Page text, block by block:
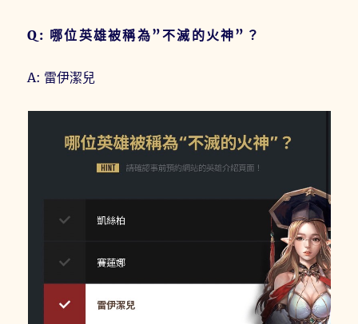
Q: 哪位英雄被稱為”不滅的火神”？
A: 雷伊潔兒